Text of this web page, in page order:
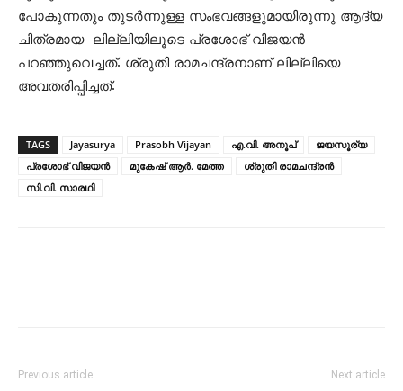
പോകുന്നതും തുടര്‍ന്നുള്ള സംഭവങ്ങളുമായിരുന്നു ആദ്യ
ചിത്രമായ ലില്ലിയിലൂടെ പ്രശോഭ് വിജയന്‍
പറഞ്ഞുവെച്ചത്. ശ്രുതി രാമചന്ദ്രനാണ് ലില്ലിയെ
അവതരിപ്പിച്ചത്.
TAGS Jayasurya Prasobh Vijayan എ.വി. അനൂപ്
ജയസൂര്യ
പ്രശോഭ് വിജയന്‍
മുകേഷ് ആര്‍. മേത്ത
ശ്രുതി രാമചന്ദ്രന്‍
സി.വി. സാരഥി
Previous article Next article